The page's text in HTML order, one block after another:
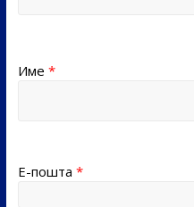
Име *
Е-пошта *